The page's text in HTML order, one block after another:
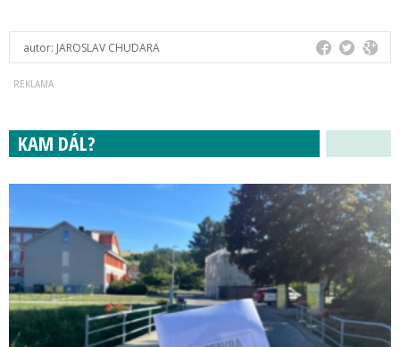
autor: JAROSLAV CHUDARA
KAM DÁL?